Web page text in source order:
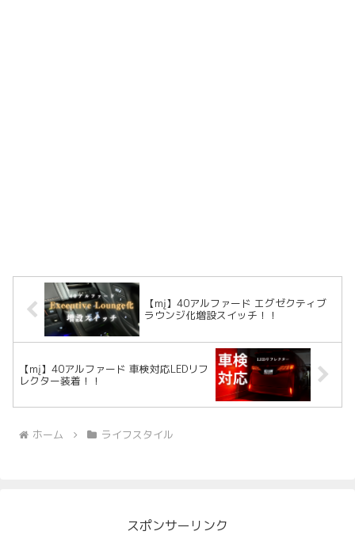
【mį】40アルファード エグゼクティブ
ラウンジ化増設スイッチ！！
【mį】40アルファード 車検対応LEDリフ
レクター装着！！
ホーム ライフスタイル
スポンサーリンク